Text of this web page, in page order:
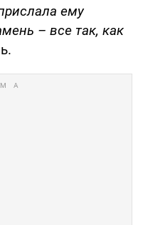
ему
– все так, как